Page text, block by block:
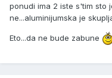
ponudi ima 2 iste s'tim sto
ne...aluminijumska je
Eto...da ne bude zabune